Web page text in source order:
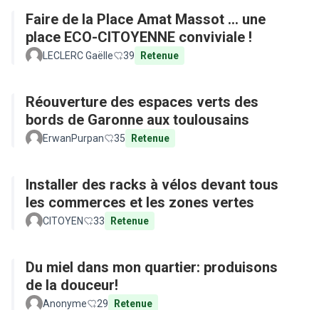
Faire de la Place Amat Massot ... une
place ECO-CITOYENNE conviviale !
LECLERC Gaëlle 39 Retenue
Réouverture des espaces verts des
bords de Garonne aux toulousains
ErwanPurpan 35 Retenue
Installer des racks à vélos devant tous
les commerces et les zones vertes
CITOYEN 33 Retenue
Du miel dans mon quartier: produisons
de la douceur!
Anonyme 29 Retenue